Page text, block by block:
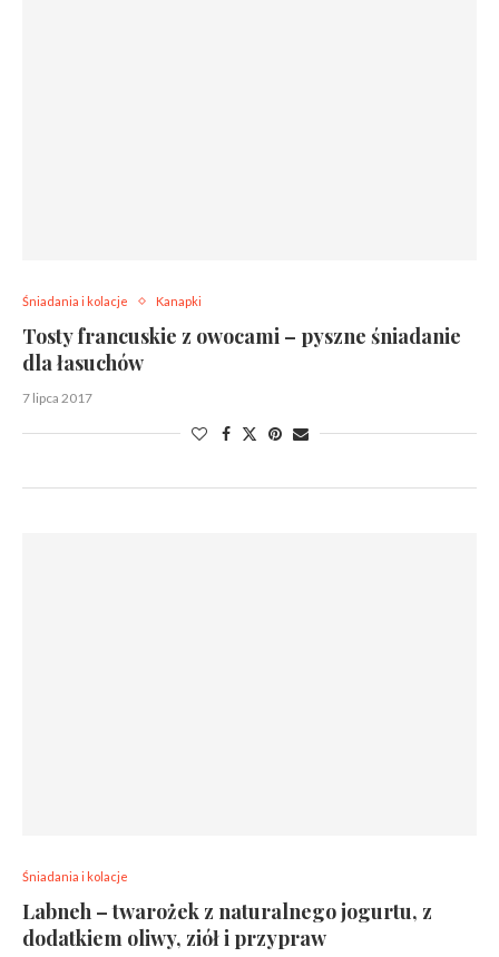
Śniadania i kolacje Kanapki
Tosty francuskie z owocami – pyszne śniadanie
dla łasuchów
7 lipca 2017
Śniadania i kolacje
Labneh – twarożek z naturalnego jogurtu, z
dodatkiem oliwy, ziół i przypraw